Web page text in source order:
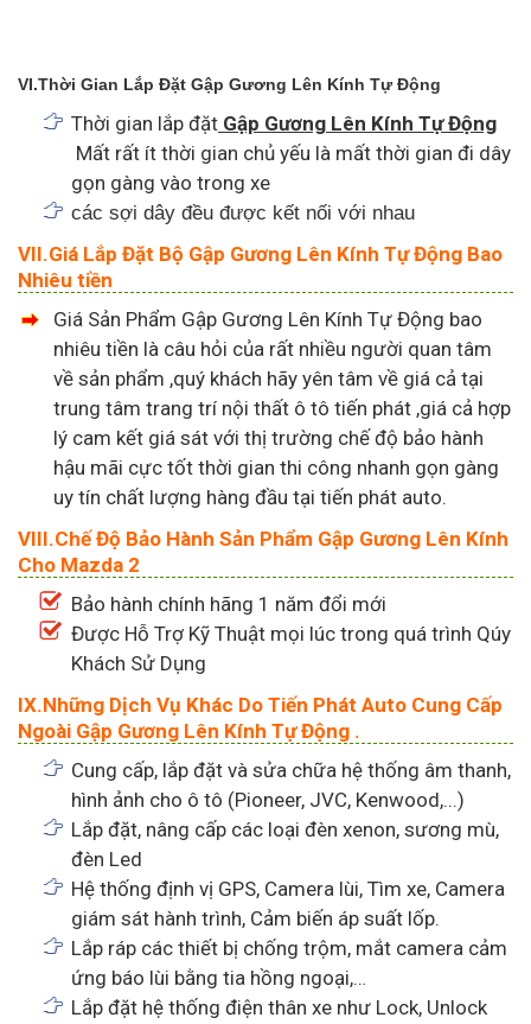
VI.Thời Gian Lắp Đặt Gập Gương Lên Kính Tự Động
Thời gian lắp đặt Gập Gương Lên Kính Tự Động
Mất rất ít thời gian chủ yếu là mất thời gian đi dây
gọn gàng vào trong xe
các sợi dây đều được kết nối với nhau
VII.Giá Lắp Đặt Bộ Gập Gương Lên Kính Tự Động Bao
Nhiêu tiền
Giá Sản Phẩm Gập Gương Lên Kính Tự Động bao
nhiêu tiền là câu hỏi của rất nhiều người quan tâm
về sản phẩm ,quý khách hãy yên tâm về giá cả tại
trung tâm trang trí nội thất ô tô tiến phát ,giá cả hợp
lý cam kết giá sát với thị trường chế độ bảo hành
hậu mãi cực tốt thời gian thi công nhanh gọn gàng
uy tín chất lượng hàng đầu tại tiến phát auto.
VIII.Chế Độ Bảo Hành Sản Phẩm Gập Gương Lên Kính
Cho Mazda 2
Bảo hành chính hãng 1 năm đổi mới
Được Hỗ Trợ Kỹ Thuật mọi lúc trong quá trình Qúy
Khách Sử Dụng
IX.Những Dịch Vụ Khác Do Tiến Phát Auto Cung Cấp
Ngoài Gập Gương Lên Kính Tự Động .
Cung cấp, lắp đặt và sửa chữa hệ thống âm thanh,
hình ảnh cho ô tô (Pioneer, JVC, Kenwood,...)
Lắp đặt, nâng cấp các loại đèn xenon, sương mù,
đèn Led
Hệ thống định vị GPS, Camera lùi, Tìm xe, Camera
giám sát hành trình, Cảm biến áp suất lốp.
Lắp ráp các thiết bị chống trộm, mắt camera cảm
ứng báo lùi bằng tia hồng ngoại,…
Lắp đặt hệ thống điện thân xe như Lock, Unlock